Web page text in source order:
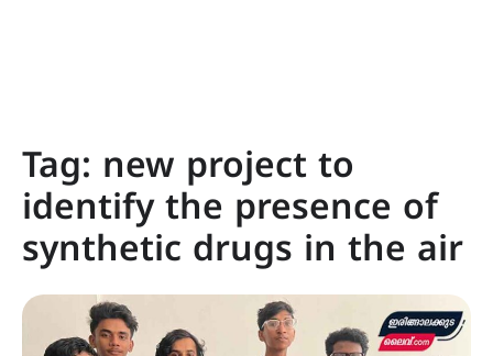
Tag: new project to
identify the presence of
synthetic drugs in the air